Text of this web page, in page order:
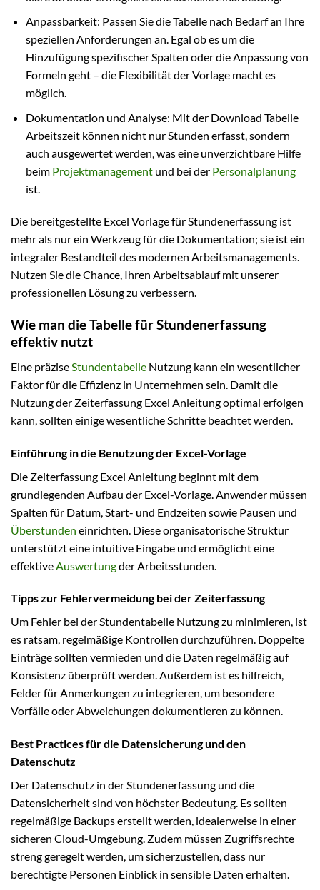
Anpassbarkeit: Passen Sie die Tabelle nach Bedarf an Ihre
speziellen Anforderungen an. Egal ob es um die
Hinzufügung spezifischer Spalten oder die Anpassung von
Formeln geht – die Flexibilität der Vorlage macht es
möglich.
Dokumentation und Analyse: Mit der Download Tabelle
Arbeitszeit können nicht nur Stunden erfasst, sondern
auch ausgewertet werden, was eine unverzichtbare Hilfe
beim Projektmanagementund bei der Personalplanung
ist.
Die bereitgestellte Excel Vorlage für Stundenerfassung ist
mehr als nur ein Werkzeug für die Dokumentation; sie ist ein
integraler Bestandteil des modernen Arbeitsmanagements.
Nutzen Sie die Chance, Ihren Arbeitsablauf mit unserer
professionellen Lösung zu verbessern.
Wie man die Tabelle für Stundenerfassung
effektiv nutzt
Eine präziseStundentabelle Nutzung kann ein wesentlicher
Faktor für die Effizienz in Unternehmen sein. Damit die
Nutzung der Zeiterfassung Excel Anleitung optimal erfolgen
kann, sollten einige wesentliche Schritte beachtet werden.
Einführung in die Benutzung der Excel-Vorlage
Die Zeiterfassung Excel Anleitung beginnt mit dem
grundlegenden Aufbau der Excel-Vorlage. Anwender müssen
Spalten für Datum, Start- und Endzeiten sowie Pausen und
Überstunden einrichten. Diese organisatorische Struktur
unterstützt eine intuitive Eingabe und ermöglicht eine
effektive Auswertungder Arbeitsstunden.
Tipps zur Fehlervermeidung bei der Zeiterfassung
Um Fehler bei der Stundentabelle Nutzung zu minimieren, ist
es ratsam, regelmäßige Kontrollen durchzuführen. Doppelte
Einträge sollten vermieden und die Daten regelmäßig auf
Konsistenz überprüft werden. Außerdem ist es hilfreich,
Felder für Anmerkungen zu integrieren, um besondere
Vorfälle oder Abweichungen dokumentieren zu können.
Best Practices für die Datensicherung und den
Datenschutz
Der Datenschutz in der Stundenerfassung und die
Datensicherheit sind von höchster Bedeutung. Es sollten
regelmäßige Backups erstellt werden, idealerweise in einer
sicheren Cloud-Umgebung. Zudem müssen Zugriffsrechte
streng geregelt werden, um sicherzustellen, dass nur
berechtigte Personen Einblick in sensible Daten erhalten.